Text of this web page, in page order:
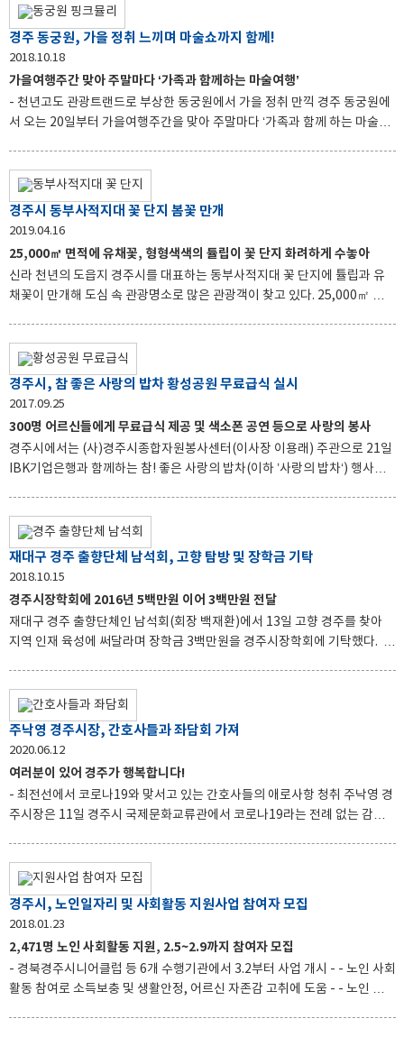
연구를 통해 신라학의 가치를 재조명하고자 2007년부터 시작되어 해를 거
듭할수록 내실 있는 학술대회로 국제적 위상을 높여가고 있다. 이번 학술대
회는 ‘동아시아 고대 복식’이라는 학술주제를 통해 신라와 주변국의 고대 복
도 있게 규명하는 시간을 가졌다. 김문자 수원대 교수가 ‘고신라 복식연구’라
는 주제로 기조강연을 시작으로 권순희 수원대 교수의 ‘신라 왕릉의 석인상
경주 동궁원, 가을 정취 느끼며 마술쇼까지 함께!
2018.10.18
가을여행주간 맞아 주말마다 ‘가족과 함께하는 마술여행’
- 천년고도 관광트랜드로 부상한 동궁원에서 가을 정취 만끽 경주 동궁원에
서 오는 20일부터 가을여행주간을 맞아 주말마다 ‘가족과 함께 하는 마술공
하고자 마련됐다. 동궁식물원 1관과 2관 사이에 위치한 죽지랑 북 카페에서
다음달 11일까지 4주간에 걸쳐 주말 오후 1시와 3시에 멋진 마술공연이 펼
쳐진다. 비둘기, 빌리어드볼, 실크, 링 등을 이용한 스테이지 마술과 휴지와
다. 공연 사이사이에는 아이들과 연인들 그리고 가족들에게 예쁜 풍선아트
를 선물해 행복을 듬뿍 담아 선사할 예정이다
경주시 동부사적지대 꽃 단지 봄꽃 만개
2019.04.16
25,000㎡ 면적에 유채꽃, 형형색색의 튤립이 꽃 단지 화려하게 수놓아
신라 천년의 도읍지 경주시를 대표하는 동부사적지대 꽃 단지에 튤립과 유
채꽃이 만개해 도심 속 관광명소로 많은 관광객이 찾고 있다. 25,000㎡ 면적
경주를 찾는 관광객들에게 다양한 볼거리를 제공하기 위해 지난해 10월부
터 튤립과 유채를 파종하는 등 손님맞이 준비를 했다. 그 노력의 결과 최근
경주의 핫플레이스로 떠오른 황리단길을 시작으로 대릉원, 동부사적지대 꽃
인 관광철을 맞아 계절별 다양한 꽃 단지를 조성함으로써 사계절 내내 볼거
리를 제공하고 다채로운 체험이 가능
경주시, 참 좋은 사랑의 밥차 황성공원 무료급식 실시
2017.09.25
300명 어르신들에게 무료급식 제공 및 색소폰 공연 등으로 사랑의 봉사
경주시에서는 (사)경주시종합자원봉사센터(이사장 이용래) 주관으로 21일
IBK기업은행과 함께하는 참! 좋은 사랑의 밥차(이하 ’사랑의 밥차‘) 행사를
이 가능하도록 특수 개조해 각종 편의기능이 대폭 보강된 최신식 이동형 급
식 차량이다. 사랑의 밥차 무료급식행사는 2014년 9월 차량전달식을 시작
으로 경주 지역 곳곳을 찾아다니며 형편이 어려운 이웃 및 어르신들에게 식
함한 경북 전 지역에 걸쳐 무료 급식 지원 활동에 활용 되고 있고
재대구 경주 출향단체 남석회, 고향 탐방 및 장학금 기탁
2018.10.15
경주시장학회에 2016년 5백만원 이어 3백만원 전달
재대구 경주 출향단체인 남석회(회장 백재환)에서 13일 고향 경주를 찾아
지역 인재 육성에 써달라며 장학금 3백만원을 경주시장학회에 기탁했다.
을 비롯해 불우이웃돕기, 고향 특산물 팔아주기 등 경주 발전과 후학 양성을
위한 다양한 활동을 펼치고 있다. 백재환 회장은 “민선7기를 맞아 새롭게 도
약하는 고향 경주를 위해 조금이나마 도움이 되길 바라는 마음으로, 미래 세
고향을 떠나 있지만 경주에 대한 변함없는 애정과 관심에 깊은 감
주낙영 경주시장, 간호사들과 좌담회 가져
2020.06.12
여러분이 있어 경주가 행복합니다!
- 최전선에서 코로나19와 맞서고 있는 간호사들의 애로사항 청취 주낙영 경
주시장은 11일 경주시 국제문화교류관에서 코로나19라는 전례 없는 감염
8명과 코로나19 선별진료소 근무, 확진환자 돌봄, 복지시설 입소자 관리, 일
반환자 대응 등의 헌신에 감사를 전하고, 자유롭고 편안한 분위기속에서 격
의 없는 대화를 나눴다 이날 참석한 간호사들은 질병에 대한 두려움, 질병에
레벨D 방호복 착용에 따른 불편함과 체력고갈, 확진자의 안타까운 사연 등
코로나19 대응 과정에서 느낀 일들에 대해 서로 공감하고 소
경주시, 노인일자리 및 사회활동 지원사업 참여자 모집
2018.01.23
2,471명 노인 사회활동 지원, 2.5~2.9까지 참여자 모집
- 경북경주시니어클럽 등 6개 수행기관에서 3.2부터 사업 개시 - - 노인 사회
활동 참여로 소득보충 및 생활안정, 어르신 자존감 고취에 도움 - - 노인 사회